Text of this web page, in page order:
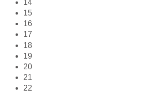
14
15
16
17
18
19
20
21
22